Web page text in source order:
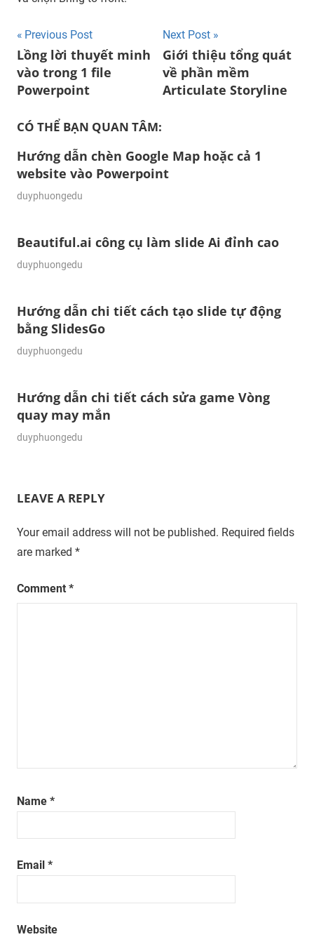
Post
navigation
Previous Post
Lồng lời thuyết minh
vào trong 1 file
Powerpoint
Next Post
Giới thiệu tổng quát
về phần mềm
Articulate Storyline
CÓ THỂ BẠN QUAN TÂM:
Hướng dẫn chèn Google Map hoặc cả 1
website vào Powerpoint
29/01/2024
duyphuongedu
Beautiful.ai công cụ làm slide Ai đỉnh cao
23/11/2023
duyphuongedu
Hướng dẫn chi tiết cách tạo slide tự động
bằng SlidesGo
23/11/2023
duyphuongedu
Hướng dẫn chi tiết cách sửa game Vòng
quay may mắn
23/11/2023
duyphuongedu
LEAVE A REPLY
Your email address will not be published. Required fields
are marked *
Comment *
Name *
Email *
Website